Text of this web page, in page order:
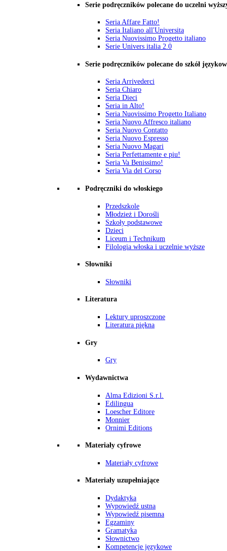
Serie podręczników polecane do uczelni
Seria Affare Fatto!
Seria Italiano all'Universita
Seria Nuovissimo Progetto italiano
Serie Univers italia 2.0
Serie podręczników polecane do szkół
Seria Arrivederci
Seria Chiaro
Seria Dieci
Seria in Alto!
Seria Nuovissimo Progetto Italiano
Seria Nuovo Affresco italiano
Seria Nuovo Contatto
Seria Nuovo Espresso
Seria Nuovo Magari
Seria Perfettamente e piu!
Seria Va Benissimo!
Seria Via del Corso
Podręczniki do włoskiego
Przedszkole
Młodzież i Dorośli
Szkoły podstawowe
Dzieci
Liceum i Technikum
Filologia włoska i uczelnie wyższe
Słowniki
Słowniki
Literatura
Lektury uproszczone
Literatura piękna
Gry
Gry
Wydawnictwa
Alma Edizioni S.r.l.
Edilingua
Loescher Editore
Monnier
Ornimi Editions
Materiały cyfrowe
Materiały cyfrowe
Materiały uzupełniające
Dydaktyka
Wypowiedź ustna
Wypowiedź pisemna
Egzaminy
Gramatyka
Słownictwo
Kompetencje językowe